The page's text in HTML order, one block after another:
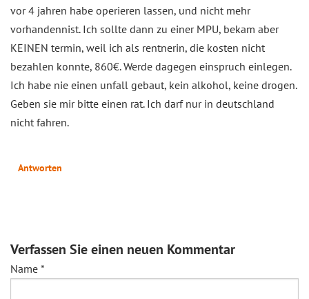
vor 4 jahren habe operieren lassen, und nicht mehr
vorhandennist. Ich sollte dann zu einer MPU, bekam aber
KEINEN termin, weil ich als rentnerin, die kosten nicht
bezahlen konnte, 860€. Werde dagegen einspruch einlegen.
Ich habe nie einen unfall gebaut, kein alkohol, keine drogen.
Geben sie mir bitte einen rat. Ich darf nur in deutschland
nicht fahren.
Antworten
Verfassen Sie einen neuen Kommentar
Name *